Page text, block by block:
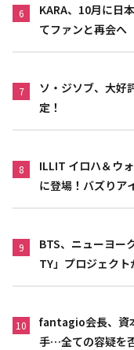
6
KARA、10月に日
てファンと再会へ
7
ソ・ジソブ、大好
定！
8
ILLIT イロハ＆ウ
に登場！バズりア
9
BTS、ニューヨー
TY」プロジェクト
10
fantagio会長、資
手…全ての容疑を